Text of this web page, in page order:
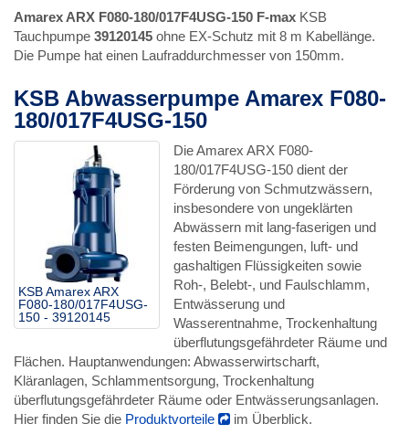
Amarex ARX F080-180/017F4USG-150 F-max KSB
Tauchpumpe 39120145 ohne EX-Schutz mit 8 m Kabellänge.
Die Pumpe hat einen Laufraddurchmesser von 150mm.
KSB Abwasserpumpe Amarex F080-
180/017F4USG-150
KSB Amarex ARX
F080-180/017F4USG-
150 - 39120145
Die Amarex ARX F080-
180/017F4USG-150 dient der
Förderung von Schmutzwässern,
insbesondere von ungeklärten
Abwässern mit lang-faserigen und
festen Beimengungen, luft- und
gashaltigen Flüssigkeiten sowie
Roh-, Belebt-, und Faulschlamm,
Entwässerung und
Wasserentnahme, Trockenhaltung
überflutungsgefährdeter Räume und
Flächen. Hauptanwendungen: Abwasserwirtscharft,
Kläranlagen, Schlammentsorgung, Trockenhaltung
überflutungsgefährdeter Räume oder Entwässerungsanlagen.
Hier finden Sie die Produktvorteile im Überblick.